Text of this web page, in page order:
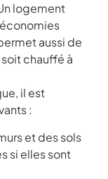
logement
aussi de
soit chauffé à
il est
:
et des sols
si elles sont